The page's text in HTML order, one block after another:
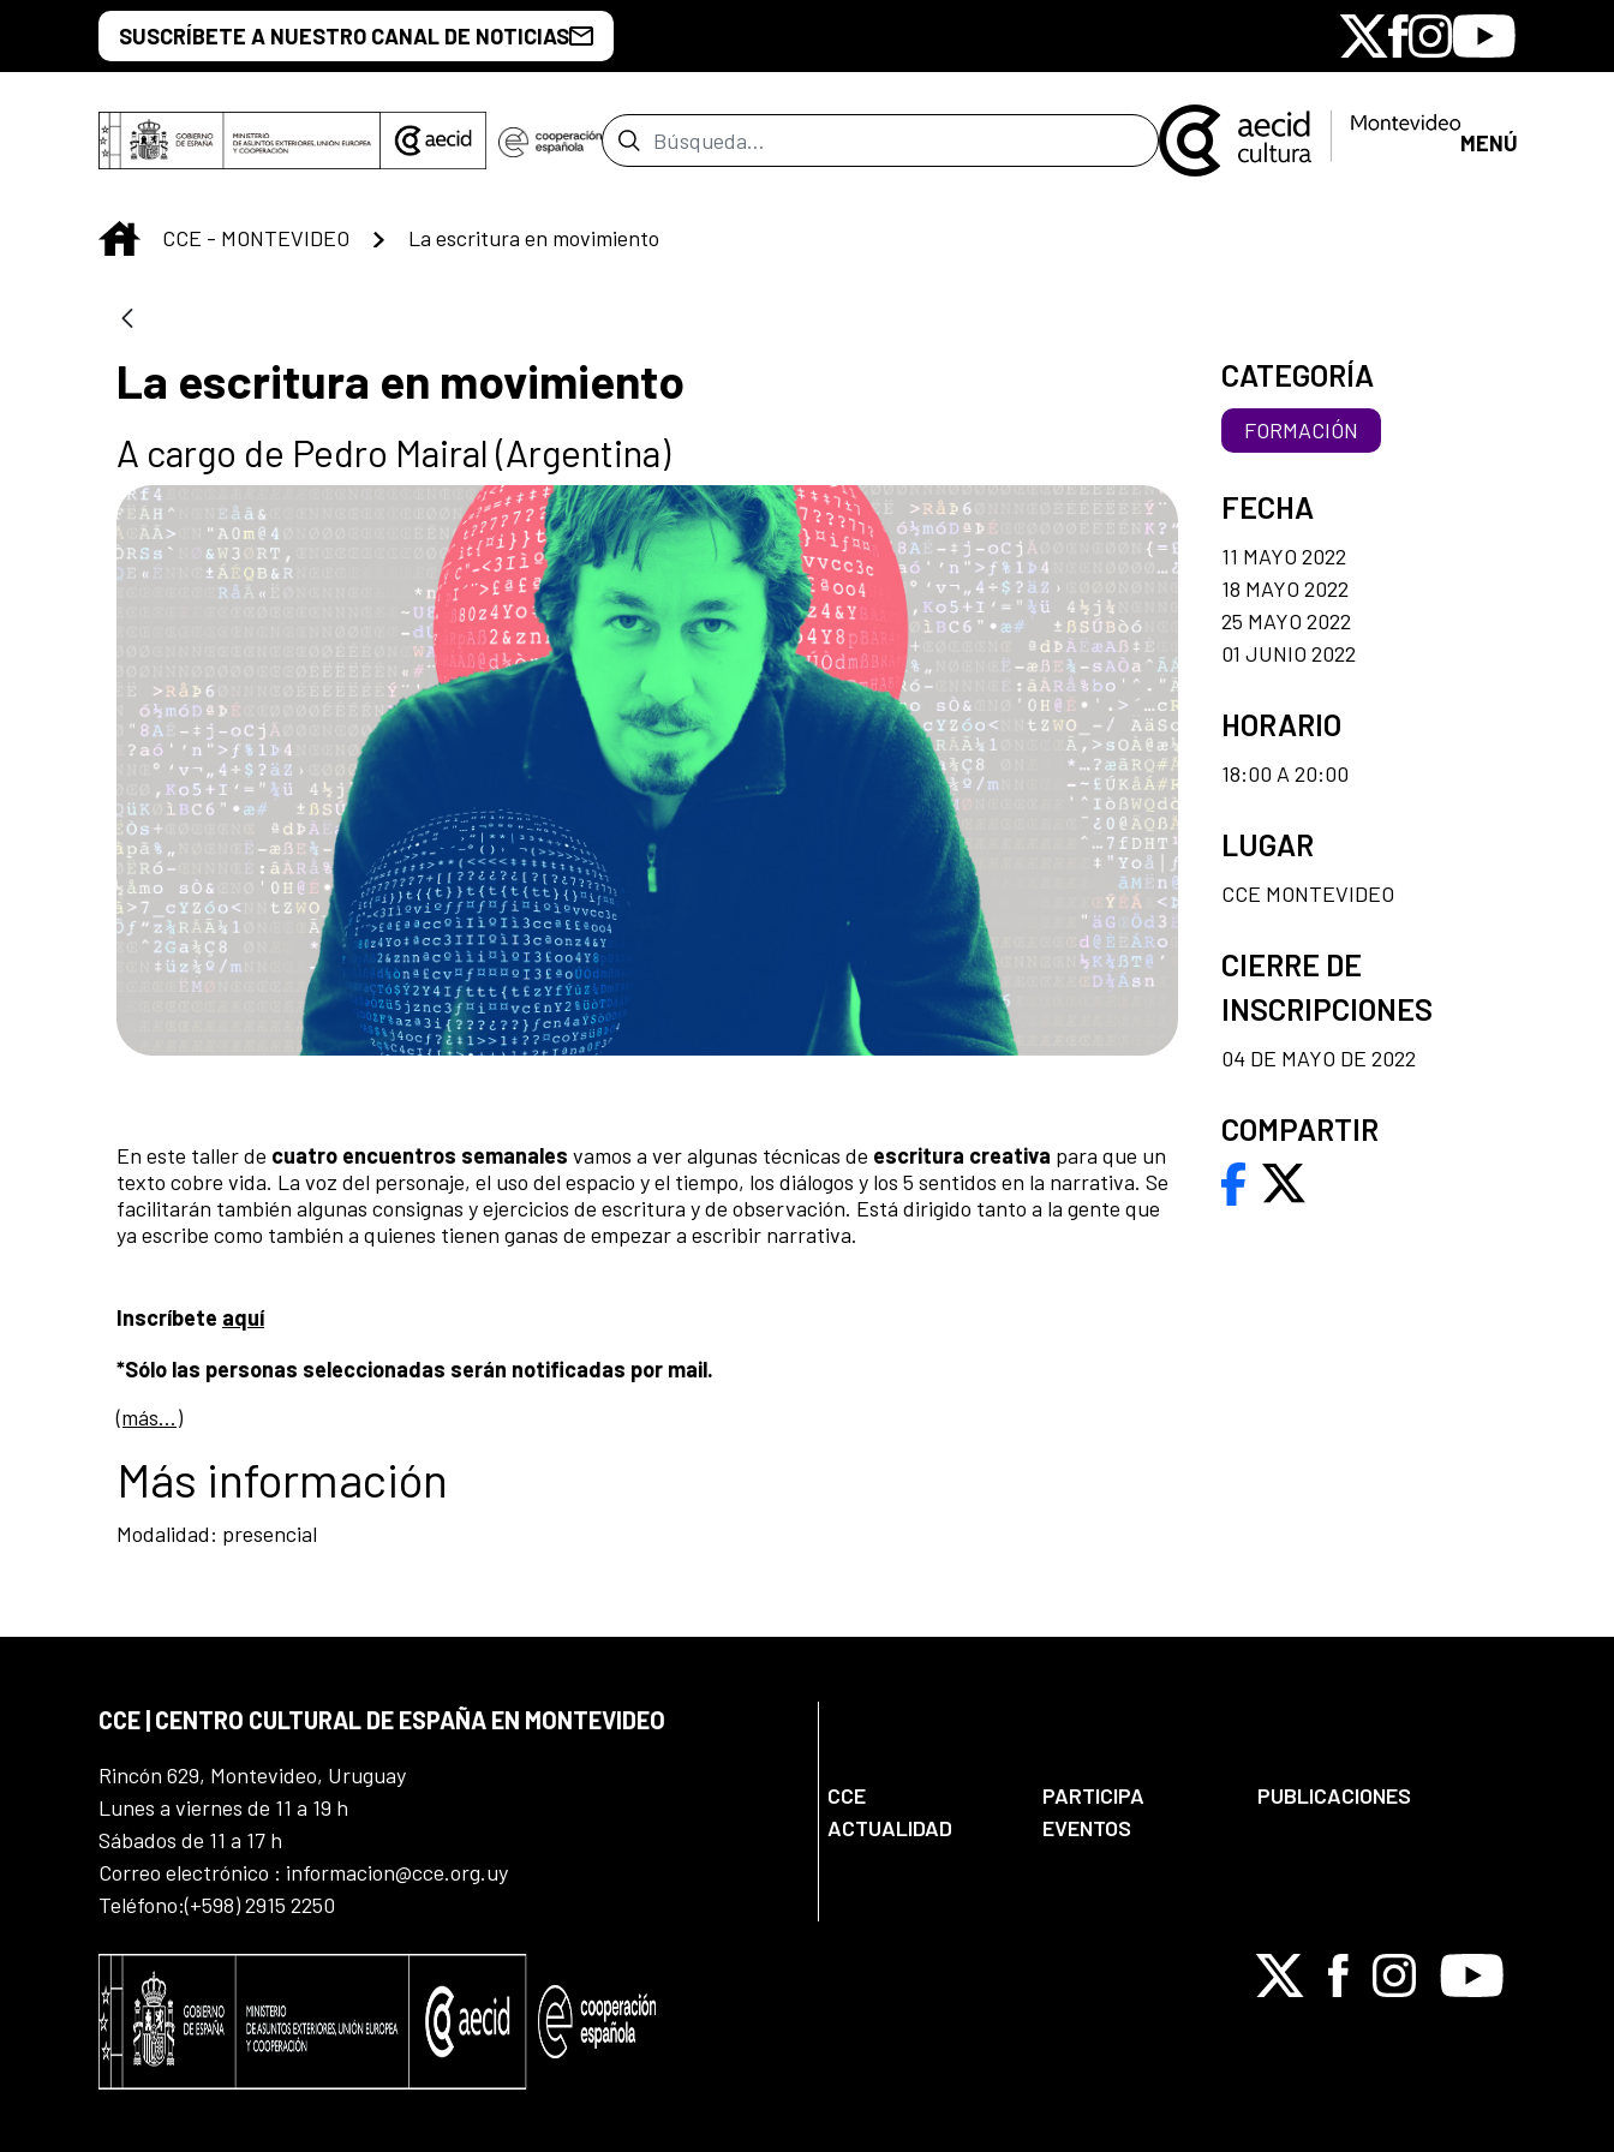
Saltar al contenido principal
SUSCRÍBETE A NUESTRO CANAL DE NOTICIAS X Facebook
Instagram
Youtube
Barra de búsqueda MENÚ
INICIO
CCE - MONTEVIDEO La escritura en movimiento
La escritura en movimiento
A cargo de Pedro Mairal (Argentina)
En este taller de cuatro encuentros semanales vamos a ver algunas técnicas de escritura creativa para que un
texto cobre vida. La voz del personaje, el uso del espacio y el tiempo, los diálogos y los 5 sentidos en la narrativa. Se
facilitarán también algunas consignas y ejercicios de escritura y de observación. Está dirigido tanto a la gente que
ya escribe como también a quienes tienen ganas de empezar a escribir narrativa.
Inscríbete aquí
*Sólo las personas seleccionadas serán notificadas por mail.
(más…)
Más información
Modalidad: presencial
CATEGORÍA
FORMACIÓN
FECHA
11 MAYO 2022
18 MAYO 2022
25 MAYO 2022
01 JUNIO 2022
HORARIO
18:00 A 20:00
LUGAR
CCE MONTEVIDEO
CIERRE DE
INSCRIPCIONES
04 DE MAYO DE 2022
COMPARTIR
CCE | CENTRO CULTURAL DE ESPAÑA EN MONTEVIDEO
Rincón 629, Montevideo, Uruguay
Lunes a viernes de 11 a 19 h
Sábados de 11 a 17 h
Correo electrónico : informacion@cce.org.uy
Teléfono:(+598) 2915 2250
CCE PARTICIPA
PUBLICACIONES
ACTUALIDAD
EVENTOS
X FacebookInstagramYoutube